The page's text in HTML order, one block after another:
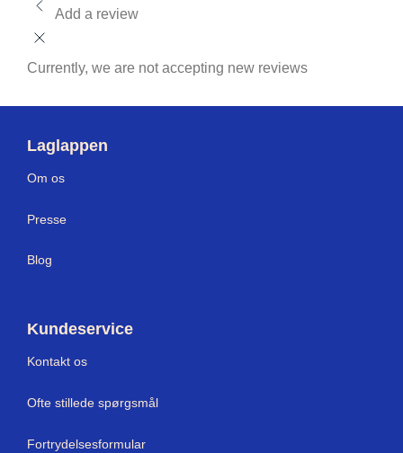
Add a review
Currently, we are not accepting new reviews
Laglappen
Om os
Presse
Blog
Kundeservice
Kontakt os
Ofte stillede spørgsmål
Fortrydelsesformular